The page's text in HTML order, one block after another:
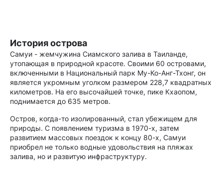
История острова
Самуи - жемчужина Сиамского залива в Таиланде,
утопающая в природной красоте. Своими 60 островами,
включенными в Национальный парк Му-Ко-Анг-Тхонг, он
является укромным уголком размером 228,7 квадратных
километров. На его высочайшей точке, пике Кхаопом,
поднимается до 635 метров.
Остров, когда-то изолированный, стал убежищем для
природы. С появлением туризма в 1970-х, затем
развитием массовых поездок к концу 80-х, Самуи
приобрел не только водные удовольствия на пляжах
залива, но и развитую инфраструктуру.